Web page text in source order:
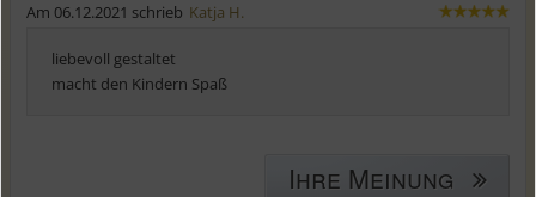
Am 06.12.2021 schrieb Katja H.
liebevoll gestaltet
macht den Kindern Spaß
Ihre Meinung